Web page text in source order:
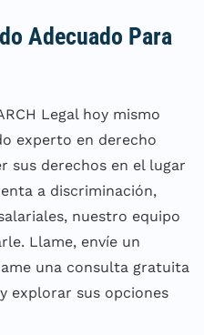
Adecuado Para
Legal hoy mismo
experto en derecho
sus derechos en el lugar
a discriminación,
nuestro equipo
Llame, envíe un
una consulta gratuita
explorar sus opciones